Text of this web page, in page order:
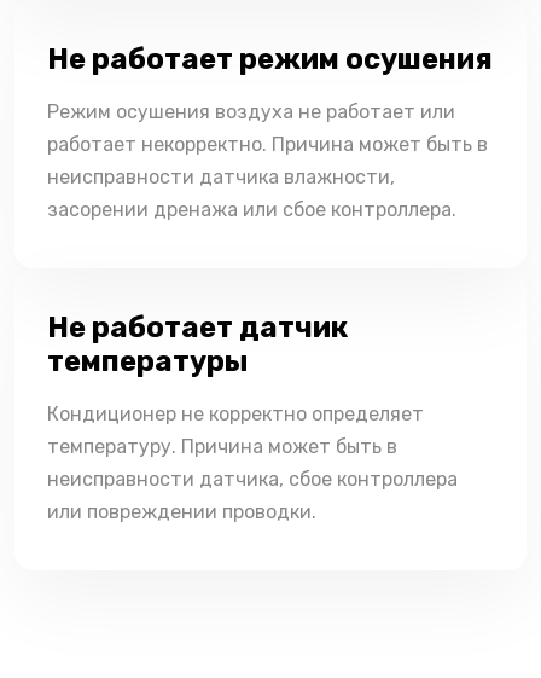
Не работает режим осушения
Режим осушения воздуха не работает или
работает некорректно. Причина может быть в
неисправности датчика влажности,
засорении дренажа или сбое контроллера.
Не работает датчик
температуры
Кондиционер не корректно определяет
температуру. Причина может быть в
неисправности датчика, сбое контроллера
или повреждении проводки.